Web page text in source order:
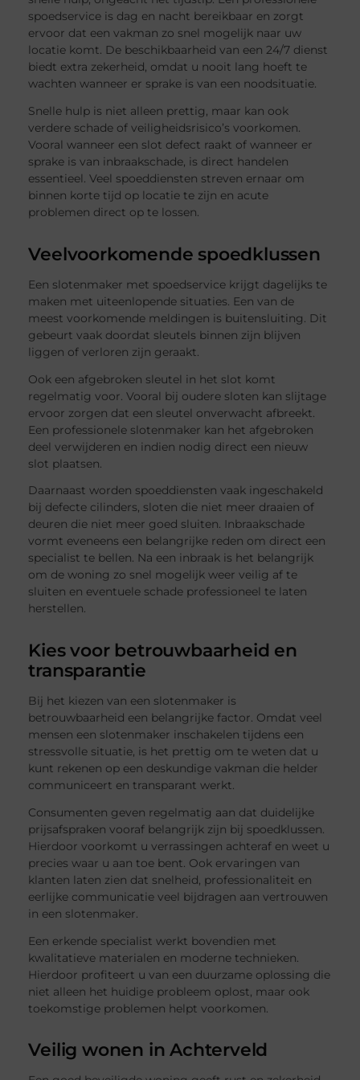
spoedservice is dag en nacht bereikbaar en zorgt
ervoor dat een vakman zo snel mogelijk naar uw
locatie komt. De beschikbaarheid van een 24/7 dienst
biedt extra zekerheid, omdat u nooit lang hoeft te
wachten wanneer er sprake is van een noodsituatie.
Snelle hulp is niet alleen prettig, maar kan ook
verdere schade of veiligheidsrisico’s voorkomen.
Vooral wanneer een slot defect raakt of wanneer er
sprake is van inbraakschade, is direct handelen
essentieel. Veel spoeddiensten streven ernaar om
binnen korte tijd op locatie te zijn en acute
problemen direct op te lossen.
Veelvoorkomende spoedklussen
Een slotenmaker met spoedservice krijgt dagelijks te
maken met uiteenlopende situaties. Een van de
meest voorkomende meldingen is buitensluiting. Dit
gebeurt vaak doordat sleutels binnen zijn blijven
liggen of verloren zijn geraakt.
Ook een afgebroken sleutel in het slot komt
regelmatig voor. Vooral bij oudere sloten kan slijtage
ervoor zorgen dat een sleutel onverwacht afbreekt.
Een professionele slotenmaker kan het afgebroken
deel verwijderen en indien nodig direct een nieuw
slot plaatsen.
Daarnaast worden spoeddiensten vaak ingeschakeld
bij defecte cilinders, sloten die niet meer draaien of
deuren die niet meer goed sluiten. Inbraakschade
vormt eveneens een belangrijke reden om direct een
specialist te bellen. Na een inbraak is het belangrijk
om de woning zo snel mogelijk weer veilig af te
sluiten en eventuele schade professioneel te laten
herstellen.
Kies voor betrouwbaarheid en
transparantie
Bij het kiezen van een slotenmaker is
betrouwbaarheid een belangrijke factor. Omdat veel
mensen een slotenmaker inschakelen tijdens een
stressvolle situatie, is het prettig om te weten dat u
kunt rekenen op een deskundige vakman die helder
communiceert en transparant werkt.
Consumenten geven regelmatig aan dat duidelijke
prijsafspraken vooraf belangrijk zijn bij spoedklussen.
Hierdoor voorkomt u verrassingen achteraf en weet u
precies waar u aan toe bent. Ook ervaringen van
klanten laten zien dat snelheid, professionaliteit en
eerlijke communicatie veel bijdragen aan vertrouwen
in een slotenmaker.
Een erkende specialist werkt bovendien met
kwalitatieve materialen en moderne technieken.
Hierdoor profiteert u van een duurzame oplossing die
niet alleen het huidige probleem oplost, maar ook
toekomstige problemen helpt voorkomen.
Veilig wonen in Achterveld